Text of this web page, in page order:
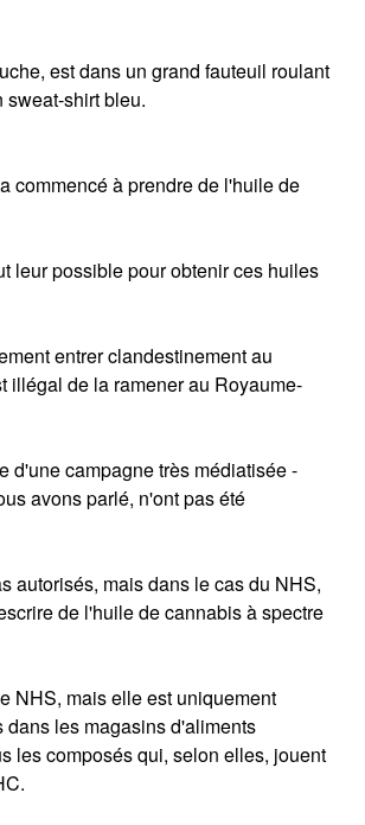
est dans un grand fauteuil roulant
sweat-shirt bleu.
commencé à prendre de l'huile de
leur possible pour obtenir ces huiles
entrer clandestinement au
illégal de la ramener au Royaume-
d'une campagne très médiatisée -
avons parlé, n'ont pas été
autorisés, mais dans le cas du NHS,
de l'huile de cannabis à spectre
NHS, mais elle est uniquement
les magasins d'aliments
les composés qui, selon elles, jouent